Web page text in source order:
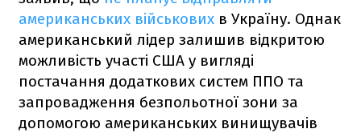
американських військових в Україну. Однак
американський лідер залишив відкритою
можливість участі США у вигляді
постачання додаткових систем ППО та
запровадження безпольотної зони за
допомогою американських винищувачів